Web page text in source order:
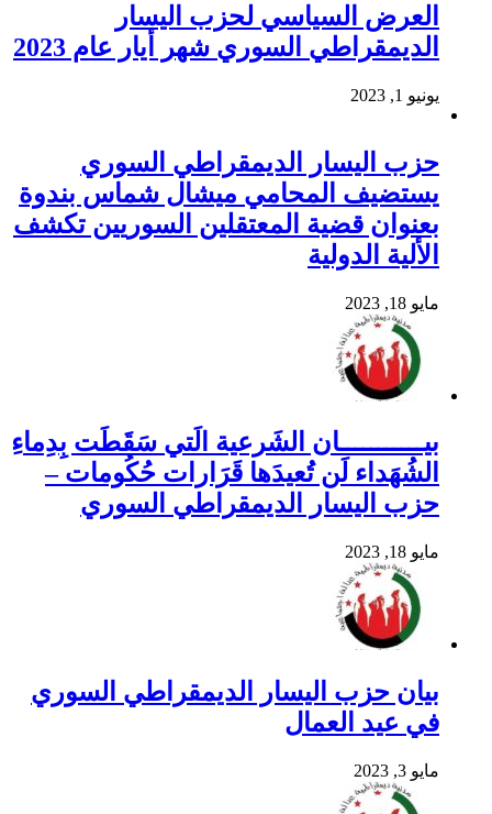
العرض السياسي لحزب اليسار
الديمقراطي السوري شهر أيار عام 2023
يونيو 1, 2023
حزب اليسار الديمقراطي السوري
يستضيف المحامي ميشال شماس بندوة
بعنوان قضية المعتقلين السوريين تكشف
الألية الدولية
مايو 18, 2023
بيـــــــــــان الشَرعية الَتي سَقَطَت بِدِماءِ
الشُهَداء لَن تُعيدَها قَرَارات حُكُومات –
حزب اليسار الديمقراطي السوري
مايو 18, 2023
بيان حزب اليسار الديمقراطي السوري
في عيد العمال
مايو 3, 2023